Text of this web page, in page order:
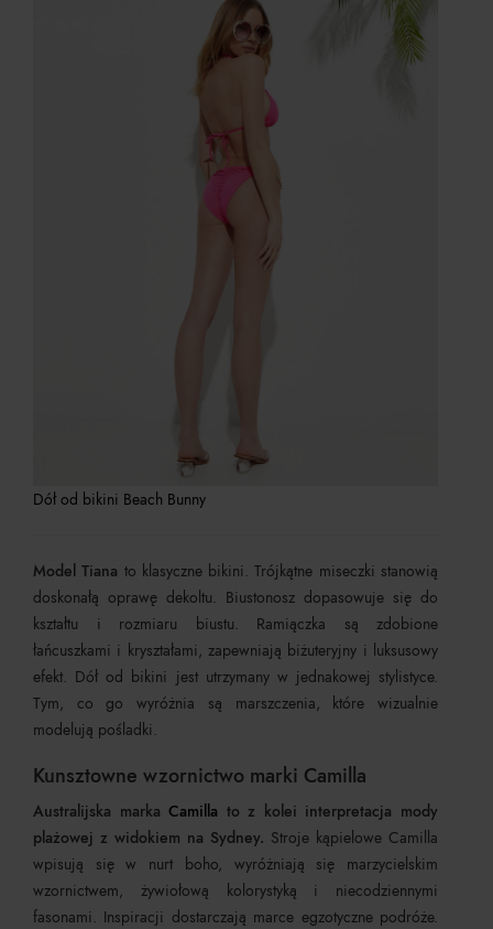
Dół od bikini Beach Bunny
Model Tiana to klasyczne bikini. Trójkątne miseczki stanowią
doskonałą oprawę dekoltu. Biustonosz dopasowuje się do
kształtu i rozmiaru biustu. Ramiączka są zdobione
łańcuszkami i kryształami, zapewniają biżuteryjny i luksusowy
efekt. Dół od bikini jest utrzymany w jednakowej stylistyce.
Tym, co go wyróżnia są marszczenia, które wizualnie
modelują pośladki.
Kunsztowne wzornictwo marki Camilla
Australijska markaCamilla to z kolei interpretacja mody
plażowej z widokiem na Sydney. Stroje kąpielowe Camilla
wpisują się w nurt boho, wyróżniają się marzycielskim
wzornictwem, żywiołową kolorystyką i niecodziennymi
fasonami. Inspiracji dostarczają marce egzotyczne podróże.